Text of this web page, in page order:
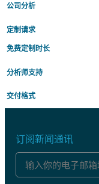
公司分析
定制请求
免费定制时长
分析师支持
交付格式
订阅新闻通讯